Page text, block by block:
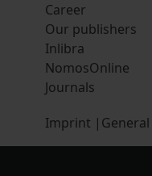
Career
Our publishers
Inlibra
NomosOnline
Journals
Imprint |